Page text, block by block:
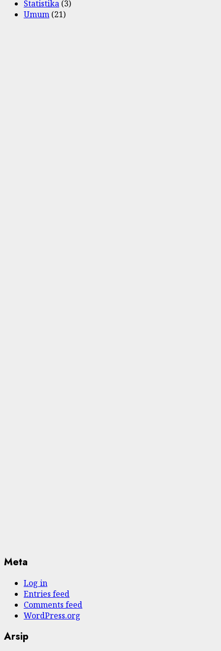
Statistika (3)
Umum (21)
Meta
Log in
Entries feed
Comments feed
WordPress.org
Arsip